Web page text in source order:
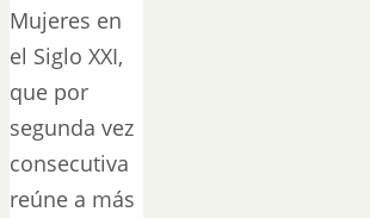
Mujeres en
el Siglo XXI,
que por
segunda vez
consecutiva
reúne a más